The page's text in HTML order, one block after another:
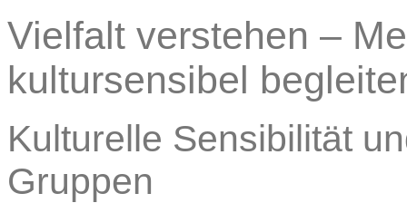
Vielfalt verstehen –
kultursensibel
Kulturelle Sensibilität
Gruppen